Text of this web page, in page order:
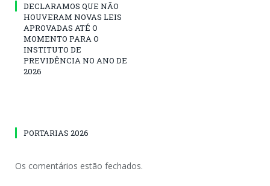
DECLARAMOS QUE NÃO
HOUVERAM NOVAS LEIS
APROVADAS ATÉ O
MOMENTO PARA O
INSTITUTO DE
PREVIDÊNCIA NO ANO DE
2026
PORTARIAS 2026
Os comentários estão fechados.